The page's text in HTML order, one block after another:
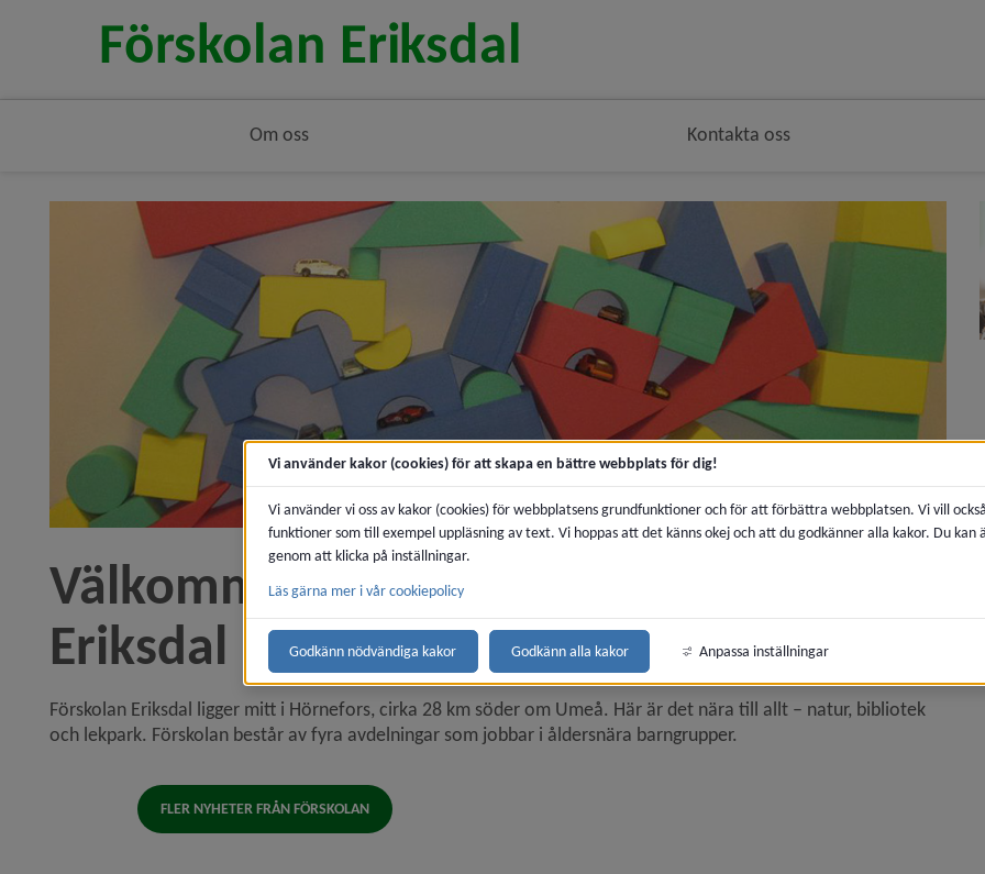
Om oss Kontakta oss
Välkommen till oss på förskolan
Eriksdal
Förskolan Eriksdal ligger mitt i Hörnefors, cirka 28 km söder om Umeå. Här är det nära till allt – natur, bibliotek
och lekpark. Förskolan består av fyra avdelningar som jobbar i åldersnära barngrupper.
FLER NYHETER FRÅN FÖRSKOLAN
Vi använder kakor (cookies) för att skapa en bättre webbplats för dig!
Vi använder vi oss av kakor (cookies) för webbplatsens grundfunktioner och för att förbättra webbplatsen. Vi vill
funktioner som till exempel uppläsning av text. Vi hoppas att det känns okej och att du godkänner alla kakor. Du kan
genom att klicka på inställningar.
Läs gärna mer i vår cookiepolicy
Godkänn nödvändiga kakor Godkänn alla kakor Anpassa inställningar